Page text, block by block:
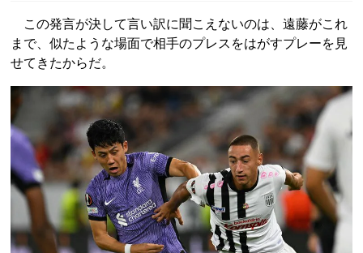
この発言が決して言い訳に聞こえないのは、遠藤がこれ
まで、似たような場面で相手のプレスをはがすプレーを見
せてきたからだ。